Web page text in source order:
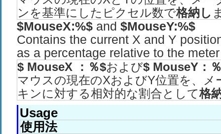
ンを基準にしたピクセル数で格納し
$MouseX:%$ and $MouseY:%$
Contains the current X and Y
as a percentage relative to the
$ MouseX ：％$および$ MouseY：
マウスの現在のXおよびY位置を、メ
キンに対する相対的な割合として格
Usage
使用法